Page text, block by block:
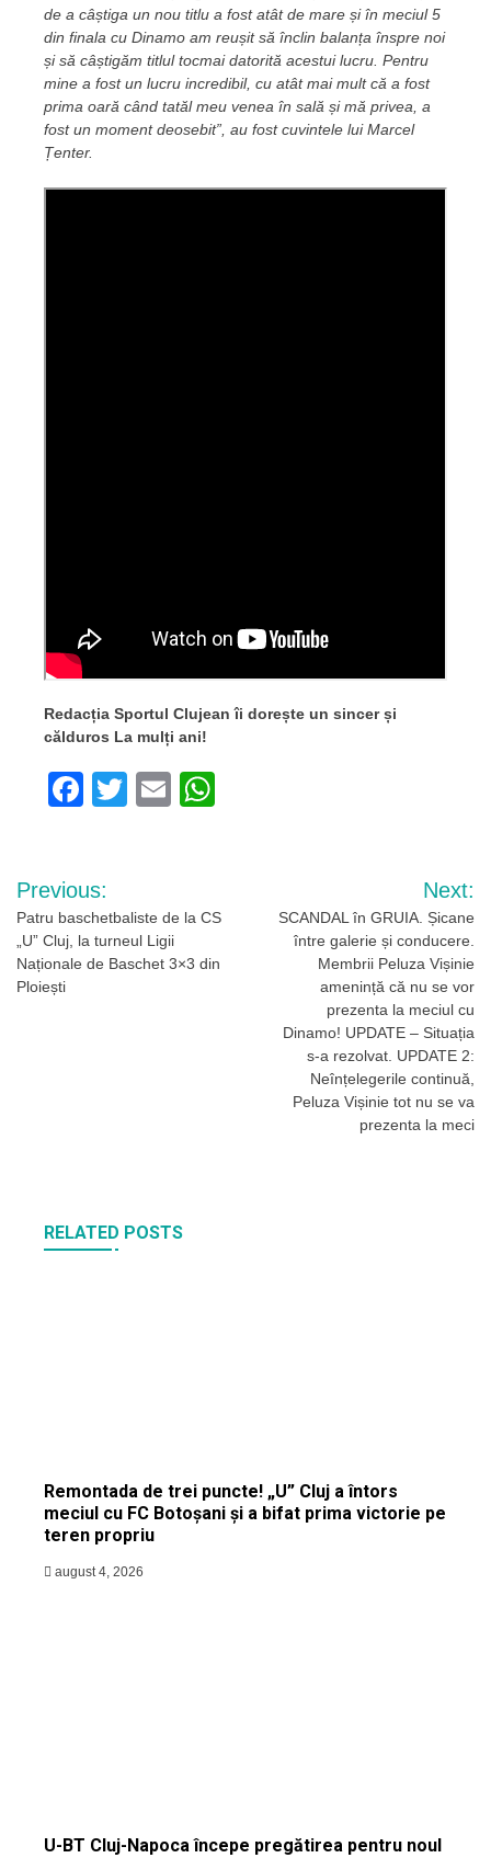
de a câștiga un nou titlu a fost atât de mare și în meciul 5
din finala cu Dinamo am reușit să înclin balanța înspre noi
și să câștigăm titlul tocmai datorită acestui lucru. Pentru
mine a fost un lucru incredibil, cu atât mai mult că a fost
prima oară când tatăl meu venea în sală și mă privea, a
fost un moment deosebit”, au fost cuvintele lui Marcel
Țenter.
Redacția Sportul Clujean îi dorește un sincer și
călduros La mulți ani!
Facebook
TwitterEmail
Navigare
în
articole
Previous:
Patru baschetbaliste de la CS
„U” Cluj, la turneul Ligii
Naționale de Baschet 3×3 din
Ploiești
Next:
SCANDAL în GRUIA. Șicane
între galerie și conducere.
Membrii Peluza Vișinie
amenință că nu se vor
prezenta la meciul cu
Dinamo! UPDATE – Situația
s-a rezolvat. UPDATE 2:
Neînțelegerile continuă,
Peluza Vișinie tot nu se va
prezenta la meci
RELATED POSTS
Remontada de trei puncte! „U” Cluj a întors
meciul cu FC Botoșani și a bifat prima victorie pe
teren propriu
august 4, 2026
U-BT Cluj-Napoca începe pregătirea pentru noul